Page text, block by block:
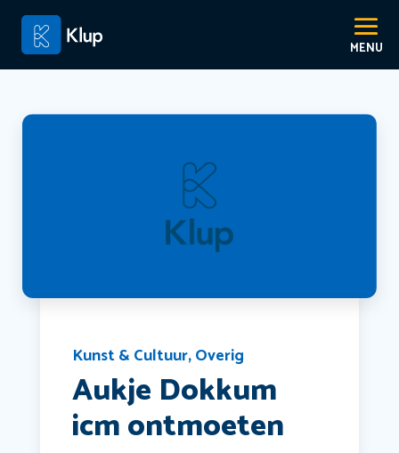
Kunst & Cultuur,Overig
Aukje Dokkum
icm ontmoeten